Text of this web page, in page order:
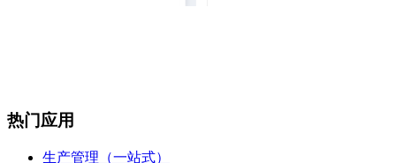
热门应用
生产管理（一站式）